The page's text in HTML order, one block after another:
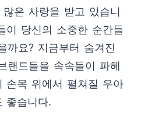
은 사랑을 받고 있습니
이 당신의 소중한 순간들
까요? 지금부터 숨겨진
랜드들을 속속들이 파헤
손목 위에서 펼쳐질 우아
좋습니다.